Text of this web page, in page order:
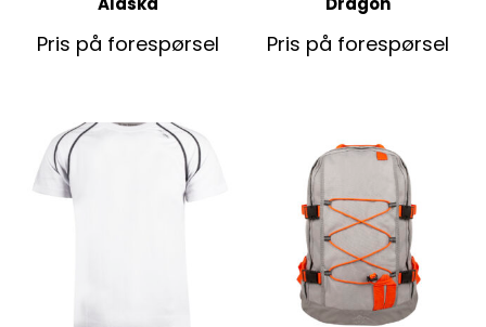
Pris på forespørsel Pris på forespørsel